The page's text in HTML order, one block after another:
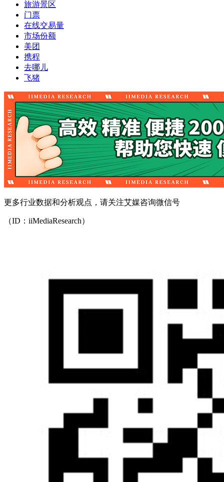
旅游景区
门票
在线交易量
市场份额
美团
携程
去哪儿
飞猪
更多行业数据和分析观点，请关注艾媒咨询微信号
（ID：iiMediaResearch）